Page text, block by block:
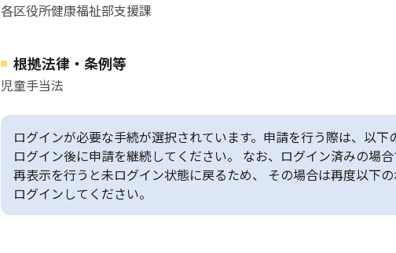
各区役所健康福祉部支援課
根拠法律・条例等
児童手当法
ログインが必要な手続が選択されています。申請を行う際は、以下
ログイン後に申請を継続してください。 なお、ログイン済みの場
再表示を行うと未ログイン状態に戻るため、 その場合は再度以下
ログインしてください。